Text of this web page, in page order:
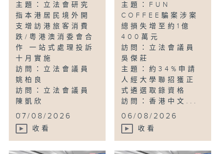
主題：立法會研究
指本港居民境外開
支增訪港旅客消費
跌/粵港澳消委會合
作 一站式處理投訴
十月實施
訪問：立法會議員
姚柏良
訪問：立法會議員
陳凱欣
...
07/08/2026
收看
主題：FUN
COFFEE騙案涉案
總損失增至約1億
400萬元
訪問：立法會議員
吳傑莊
主題：約34%申請
人經大學聯招獲正
式遴選取錄資格
訪問：香港中文...
06/08/2026
收看